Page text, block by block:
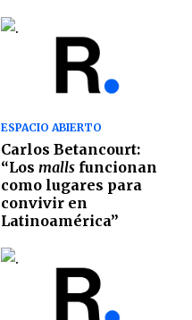
ESPACIO ABIERTO
Carlos Betancourt:
“Los malls funcionan
como lugares para
convivir en
Latinoamérica”